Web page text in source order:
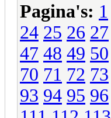
Pagina's: 1
24 25 26 27
47 48 49 50
70 71 72 73
93 94 95 96